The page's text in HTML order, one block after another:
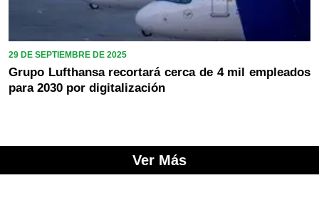
29 DE SEPTIEMBRE DE 2025
Grupo Lufthansa recortará cerca de 4 mil empleados
para 2030 por digitalización
Ver Más